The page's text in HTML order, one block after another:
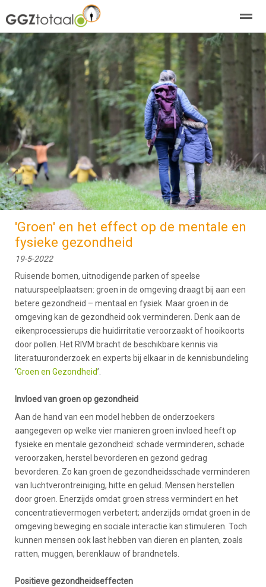
over GGZTotaal abonneren agenda adverteren E-
Home Nieuws Zoeken Pagina's
'Groen' en het effect op de mentale en
fysieke gezondheid
19-5-2022
Ruisende bomen, uitnodigende parken of speelse
natuurspeelplaatsen: groen in de omgeving draagt bij aan een
betere gezondheid – mentaal en fysiek. Maar groen in de
omgeving kan de gezondheid ook verminderen. Denk aan de
eikenprocessierups die huidirritatie veroorzaakt of hooikoorts
door pollen. Het RIVM bracht de beschikbare kennis via
literatuuronderzoek en experts bij elkaar in de kennisbundeling
‘Groen en Gezondheid’.
Invloed van groen op gezondheid
Aan de hand van een model hebben de onderzoekers
aangegeven op welke vier manieren groen invloed heeft op
fysieke en mentale gezondheid: schade verminderen, schade
veroorzaken, herstel bevorderen en gezond gedrag
bevorderen. Zo kan groen de gezondheidsschade verminderen
van luchtverontreiniging, hitte en geluid. Mensen herstellen
door groen. Enerzijds omdat groen stress vermindert en het
concentratievermogen verbetert; anderzijds omdat groen in de
omgeving beweging en sociale interactie kan stimuleren. Toch
kunnen mensen ook last hebben van dieren en planten, zoals
ratten, muggen, berenklauw of brandnetels.
Positieve gezondheidseffecten